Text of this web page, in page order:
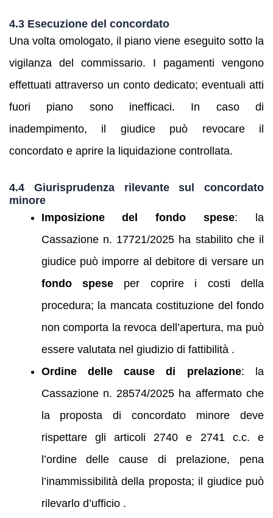
4.3 Esecuzione del concordato
Una volta omologato, il piano viene eseguito sotto la
vigilanza del commissario. I pagamenti vengono
effettuati attraverso un conto dedicato; eventuali atti
fuori piano sono inefficaci. In caso di
inadempimento, il giudice può revocare il
concordato e aprire la liquidazione controllata.
4.4 Giurisprudenza rilevante sul concordato
minore
Imposizione del fondo spese: la
Cassazione n. 17721/2025 ha stabilito che il
giudice può imporre al debitore di versare un
fondo speseper coprire i costi della
procedura; la mancata costituzione del fondo
non comporta la revoca dell’apertura, ma può
essere valutata nel giudizio di fattibilità .
Ordine delle cause di prelazione: la
Cassazione n. 28574/2025 ha affermato che
la proposta di concordato minore deve
rispettare gli articoli 2740 e 2741 c.c. e
l’ordine delle cause di prelazione, pena
l’inammissibilità della proposta; il giudice può
rilevarlo d’ufficio .